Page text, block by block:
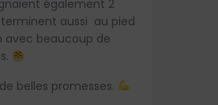
également 2
aussi au pied
avec beaucoup de
belles promesses.